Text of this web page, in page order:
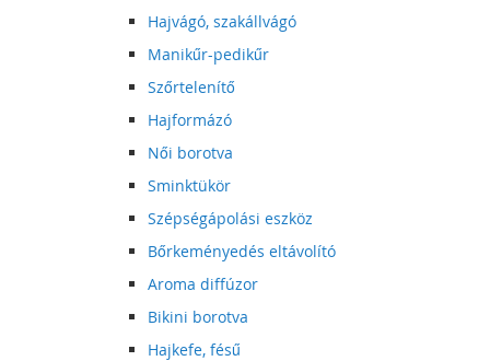
Hajvágó, szakállvágó
Manikűr-pedikűr
Szőrtelenítő
Hajformázó
Női borotva
Sminktükör
Szépségápolási eszköz
Bőrkeményedés eltávolító
Aroma diffúzor
Bikini borotva
Hajkefe, fésű